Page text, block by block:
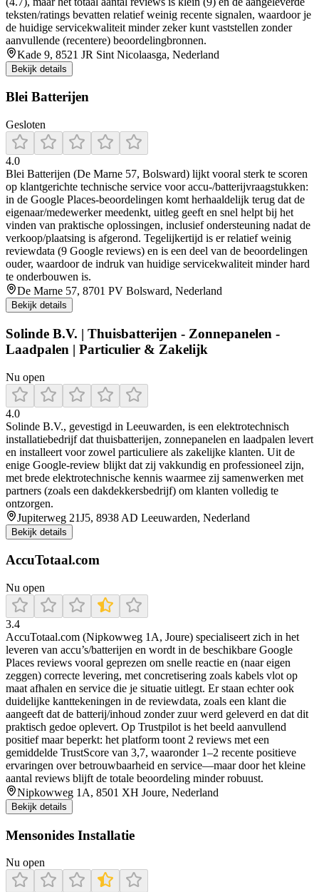
teksten/ratings bevatten relatief weinig recente signalen, waardoor je
de huidige servicekwaliteit minder zeker kunt vaststellen zonder
aanvullende (recentere) beoordelingbronnen.
Kade 9, 8521 JR Sint Nicolaasga, Nederland
Bekijk details
Blei Batterijen
Gesloten
4.0
Blei Batterijen (De Marne 57, Bolsward) lijkt vooral sterk te scoren
op klantgerichte technische service voor accu-/batterijvraagstukken:
in de Google Places-beoordelingen komt herhaaldelijk terug dat de
eigenaar/medewerker meedenkt, uitleg geeft en snel helpt bij het
vinden van praktische oplossingen, inclusief ondersteuning nadat de
verkoop/plaatsing is afgerond. Tegelijkertijd is er relatief weinig
reviewdata (9 Google reviews) en is een deel van de beoordelingen
ouder, waardoor de indruk van huidige servicekwaliteit minder hard
te onderbouwen is.
De Marne 57, 8701 PV Bolsward, Nederland
Bekijk details
Solinde B.V. | Thuisbatterijen - Zonnepanelen -
Laadpalen | Particulier & Zakelijk
Nu open
4.0
Solinde B.V., gevestigd in Leeuwarden, is een elektrotechnisch
installatiebedrijf dat thuisbatterijen, zonnepanelen en laadpalen levert
en installeert voor zowel particuliere als zakelijke klanten. Uit de
enige Google‑review blijkt dat zij vakkundig en professioneel zijn,
met brede elektrotechnische kennis waarmee zij samenwerken met
partners (zoals een dakdekkersbedrijf) om klanten volledig te
ontzorgen.
Jupiterweg 21J5, 8938 AD Leeuwarden, Nederland
Bekijk details
AccuTotaal.com
Nu open
3.4
AccuTotaal.com (Nipkowweg 1A, Joure) specialiseert zich in het
leveren van accu’s/batterijen en wordt in de beschikbare Google
Places reviews vooral geprezen om snelle reactie en (naar eigen
zeggen) correcte levering, met concretisering zoals kabels vlot op
maat afhalen en service die je situatie uitlegt. Er staan echter ook
duidelijke kanttekeningen in de reviewdata, zoals een klant die
aangeeft dat de batterij/inhoud zonder zuur werd geleverd en dat dit
praktisch gedoe oplevert. Op Trustpilot is het beeld aanvullend
positief maar beperkt: het platform toont 2 reviews met een
gemiddelde TrustScore van 3,7, waaronder 1–2 recente positieve
ervaringen over betrouwbaarheid en service—maar door het kleine
aantal reviews blijft de totale beoordeling minder robuust.
Nipkowweg 1A, 8501 XH Joure, Nederland
Bekijk details
Mensonides Installatie
Nu open